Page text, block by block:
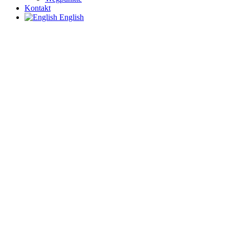
Kontakt
English